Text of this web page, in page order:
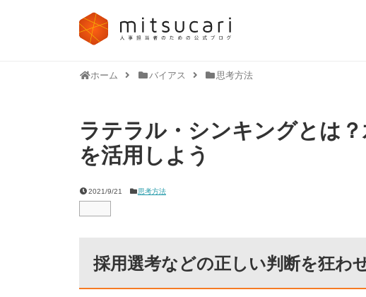
ホーム バイアス 思考方法
ラテラル・シンキングとは
を活用しよう
2021/9/21 思考方法
採用選考などの正しい判断を狂わ